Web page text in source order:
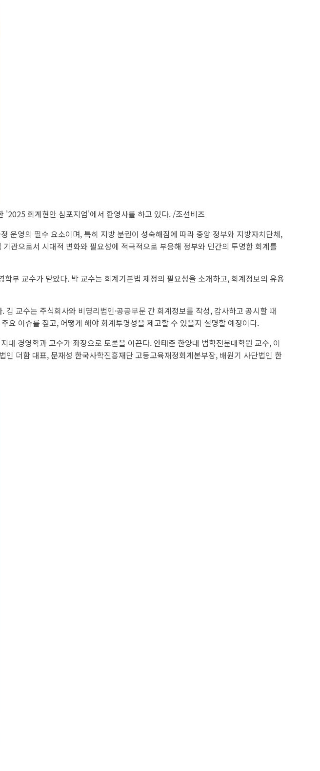
'2025 회계현안 심포지엄'에서 환영사를 하고 있다. /조선비즈
운영의 필수 요소이며, 특히 지방 분권이 성숙해짐에 따라 중앙 정부와 지방자치단체,
관으로서 시대적 변화와 필요성에 적극적으로 부응해 정부와 민간의 투명한 회계를
부 교수가 맡았다. 박 교수는 회계기본법 제정의 필요성을 소개하고, 회계정보의 유용
교수는 주식회사와 비영리법인·공공부문 간 회계정보를 작성, 감사하고 공시할 때
요 이슈를 짚고, 어떻게 해야 회계투명성을 제고할 수 있을지 설명할 예정이다.
대 경영학과 교수가 좌장으로 토론을 이끈다. 안태준 한양대 법학전문대학원 교수, 이
더함 대표, 문재성 한국사학진흥재단 고등교육재정회계본부장, 배원기 사단법인 한